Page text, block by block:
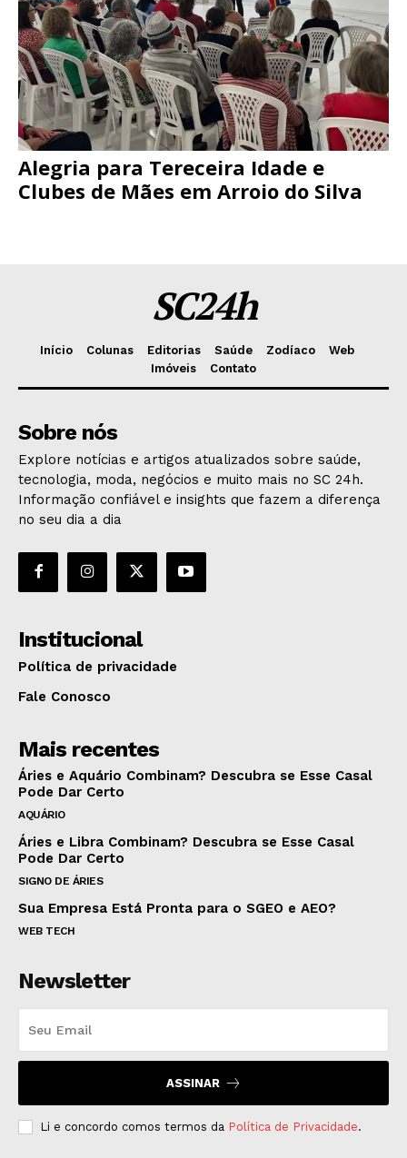
Alegria para Tereceira Idade e
Clubes de Mães em Arroio do Silva
SC24h
Início Colunas Editorias Saúde Zodíaco
Web
Imóveis
Contato
Sobre nós
Explore notícias e artigos atualizados sobre saúde,
tecnologia, moda, negócios e muito mais no SC 24h.
Informação confiável e insights que fazem a diferença
no seu dia a dia
Institucional
Política de privacidade
Fale Conosco
Mais recentes
Áries e Aquário Combinam? Descubra se Esse Casal
Pode Dar Certo
AQUÁRIO
Áries e Libra Combinam? Descubra se Esse Casal
Pode Dar Certo
SIGNO DE ÁRIES
Sua Empresa Está Pronta para o SGEO e AEO?
WEB TECH
Newsletter
ASSINAR
Li e concordo comos termos da Política de Privacidade.